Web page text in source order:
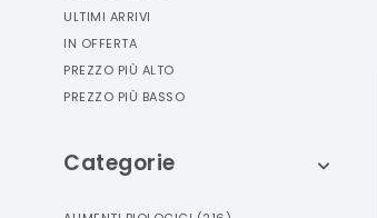
ULTIMI ARRIVI
IN OFFERTA
PREZZO PIÙ ALTO
PREZZO PIÙ BASSO
Categorie